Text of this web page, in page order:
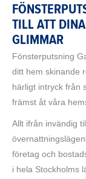
TILL ATT
GLIMMAR
Fönsterputsning
ditt hem skinande
härligt intryck från
främst åt våra
Allt ifrån invändig
företag och
i hela Stockholms